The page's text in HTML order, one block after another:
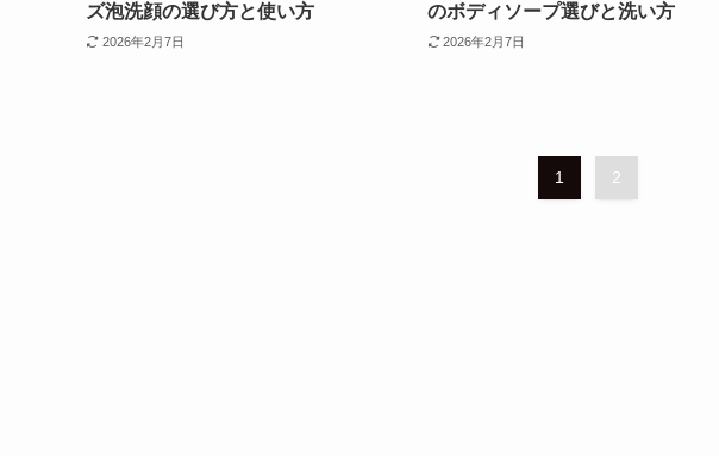
ズ泡洗顔の選び方と使い方
2026年2月7日
のボディソープ選びと洗い方
2026年2月7日
1 2